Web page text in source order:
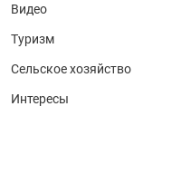
Видео
Туризм
Сельское хозяйство
Интересы